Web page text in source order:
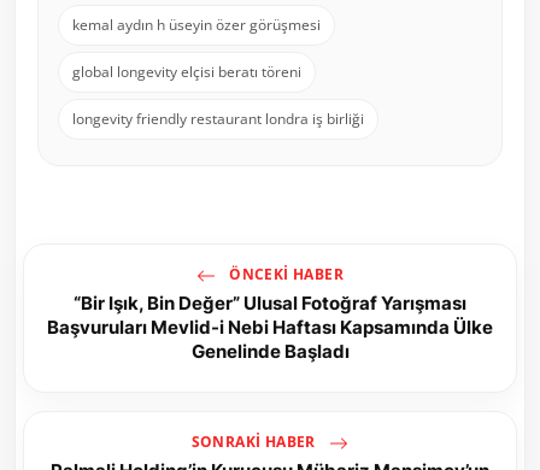
kemal aydın h üseyin özer görüşmesi
global longevity elçisi beratı töreni
longevity friendly restaurant londra iş birliği
ÖNCEKI HABER
“Bir Işık, Bin Değer” Ulusal Fotoğraf Yarışması
Başvuruları Mevlid-i Nebi Haftası Kapsamında Ülke
Genelinde Başladı
SONRAKI HABER